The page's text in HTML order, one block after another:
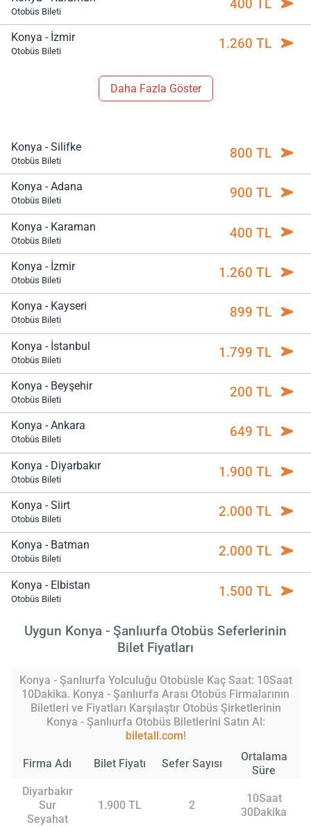
Otobüs Bileti 400 TL
Konya - İzmir
Otobüs Bileti 1.260 TL
Daha Fazla Göster
Konya - Silifke
Otobüs Bileti 800 TL
Konya - Adana
Otobüs Bileti 900 TL
Konya - Karaman
Otobüs Bileti 400 TL
Konya - İzmir
Otobüs Bileti 1.260 TL
Konya - Kayseri
Otobüs Bileti 899 TL
Konya - İstanbul
Otobüs Bileti 1.799 TL
Konya - Beyşehir
Otobüs Bileti 200 TL
Konya - Ankara
Otobüs Bileti 649 TL
Konya - Diyarbakır
Otobüs Bileti 1.900 TL
Konya - Siirt
Otobüs Bileti 2.000 TL
Konya - Batman
Otobüs Bileti 2.000 TL
Konya - Elbistan
Otobüs Bileti 1.500 TL
Uygun Konya - Şanlıurfa Otobüs Seferlerinin
Bilet Fiyatları
Konya - Şanlıurfa Yolculuğu Otobüsle Kaç Saat: 10Saat
10Dakika. Konya - Şanlıurfa Arası Otobüs Firmalarının
Biletleri ve Fiyatları Karşılaştır Otobüs Şirketlerinin
Konya - Şanlıurfa Otobüs Biletlerini Satın Al:
biletall.com!
Firma Adı Bilet Fiyatı Sefer Sayısı
Ortalama
Süre
Diyarbakır
Sur
Seyahat
1.900 TL 2
10Saat
30Dakika